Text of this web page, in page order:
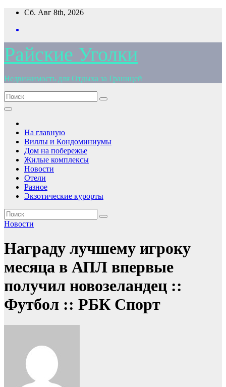
Перейти
содержимому
Сб. Авг 8th, 2026
Райские Уголки
Недвижимость для Отдыха за Границей
На главную
Виллы и Кондоминиумы
Дом на побережье
Жилые комплексы
Новости
Отели
Разное
Экзотические курорты
Новости
Награду лучшему игроку
месяца в АПЛ впервые
получил новозеландец ::
Футбол :: РБК Спорт